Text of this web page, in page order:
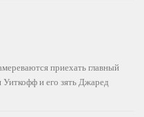
приехать главный
и его зять Джаред